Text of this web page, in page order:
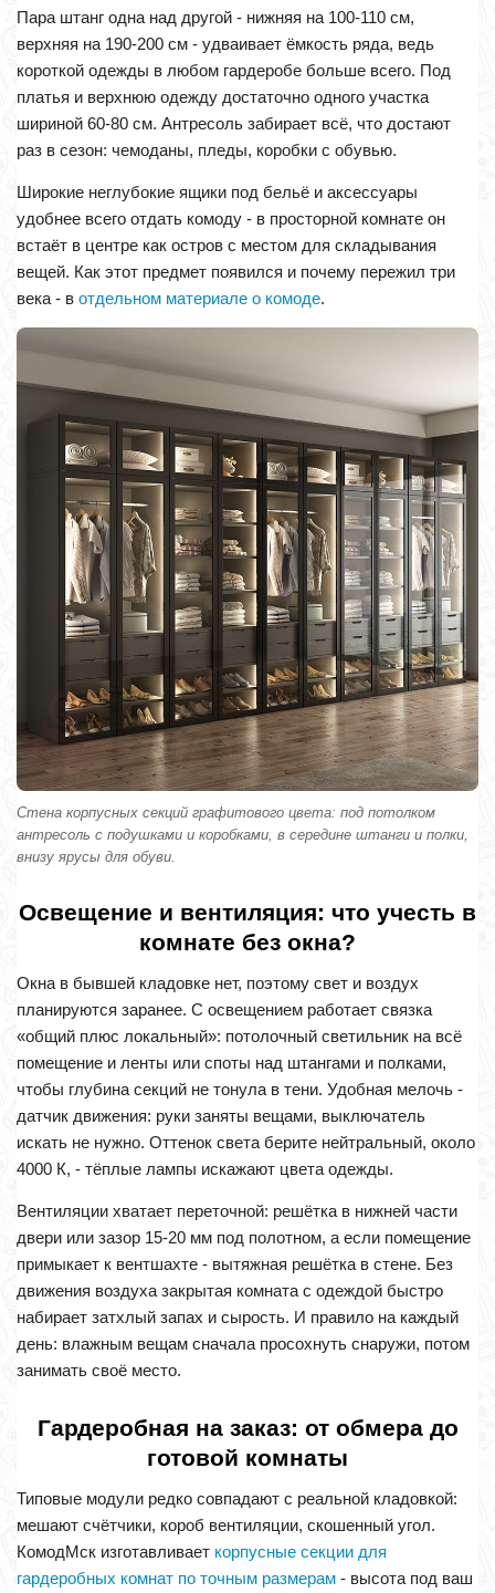
Пара штанг одна над другой - нижняя на 100-110 см,
верхняя на 190-200 см - удваивает ёмкость ряда, ведь
короткой одежды в любом гардеробе больше всего. Под
платья и верхнюю одежду достаточно одного участка
шириной 60-80 см. Антресоль забирает всё, что достают
раз в сезон: чемоданы, пледы, коробки с обувью.
Широкие неглубокие ящики под бельё и аксессуары
удобнее всего отдать комоду - в просторной комнате он
встаёт в центре как остров с местом для складывания
вещей. Как этот предмет появился и почему пережил три
века - в отдельном материале о комоде.
Стена корпусных секций графитового цвета: под потолком
антресоль с подушками и коробками, в середине штанги и полки,
внизу ярусы для обуви.
Освещение и вентиляция: что учесть в
комнате без окна?
Окна в бывшей кладовке нет, поэтому свет и воздух
планируются заранее. С освещением работает связка
«общий плюс локальный»: потолочный светильник на всё
помещение и ленты или споты над штангами и полками,
чтобы глубина секций не тонула в тени. Удобная мелочь -
датчик движения: руки заняты вещами, выключатель
искать не нужно. Оттенок света берите нейтральный, около
4000 К, - тёплые лампы искажают цвета одежды.
Вентиляции хватает переточной: решётка в нижней части
двери или зазор 15-20 мм под полотном, а если помещение
примыкает к вентшахте - вытяжная решётка в стене. Без
движения воздуха закрытая комната с одеждой быстро
набирает затхлый запах и сырость. И правило на каждый
день: влажным вещам сначала просохнуть снаружи, потом
занимать своё место.
Гардеробная на заказ: от обмера до
готовой комнаты
Типовые модули редко совпадают с реальной кладовкой:
мешают счётчики, короб вентиляции, скошенный угол.
КомодМск изготавливает корпусные секции для
гардеробных комнат по точным размерам - высота под ваш